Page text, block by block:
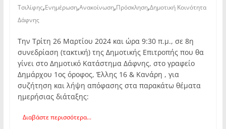
Τσιλίφης,Ενημέρωση,Ανακοίνωση,Πρόσκληση,Δημοτική Κοινότητα
Δάφνης
Την Τρίτη 26 Μαρτίου 2024 και ώρα 9:30 π.μ., σε 8η
συνεδρίαση (τακτική) της Δημοτικής Επιτροπής που θα
γίνει στο Δημοτικό Κατάστημα Δάφνης, στο γραφείο
Δημάρχου 1ος όροφος, Έλλης 16 & Κανάρη , για
συζήτηση και λήψη απόφασης στα παρακάτω θέματα
ημερήσιας διάταξης:
Διαβάστε περισσότερα...